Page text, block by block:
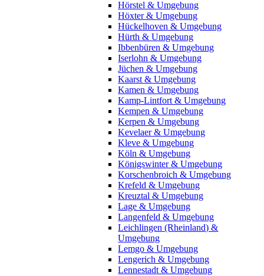
Hörstel & Umgebung
Höxter & Umgebung
Hückelhoven & Umgebung
Hürth & Umgebung
Ibbenbüren & Umgebung
Iserlohn & Umgebung
Jüchen & Umgebung
Kaarst & Umgebung
Kamen & Umgebung
Kamp-Lintfort & Umgebung
Kempen & Umgebung
Kerpen & Umgebung
Kevelaer & Umgebung
Kleve & Umgebung
Köln & Umgebung
Königswinter & Umgebung
Korschenbroich & Umgebung
Krefeld & Umgebung
Kreuztal & Umgebung
Lage & Umgebung
Langenfeld & Umgebung
Leichlingen (Rheinland) &
Umgebung
Lemgo & Umgebung
Lengerich & Umgebung
Lennestadt & Umgebung